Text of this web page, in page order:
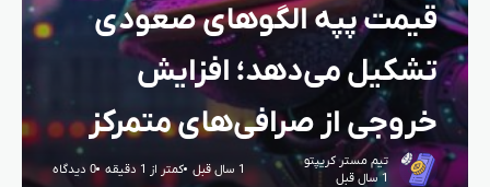
قیمت پپه الگوهای صعودی
تشکیل می‌دهد؛ افزایش
خروجی از صرافی‌های متمرکز
تیم مستر کریپتو
1 سال قبل
1 سال قبل کمتر از 1 دقیقه 0 دیدگاه